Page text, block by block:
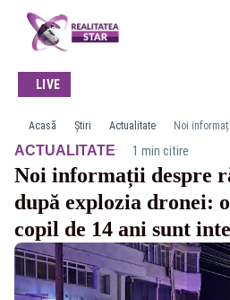
LIVE
Acasă Știri Actualitate
ACTUALITATE· 1 min citire
Noi informații despre
după explozia dronei:
copil de 14 ani sunt